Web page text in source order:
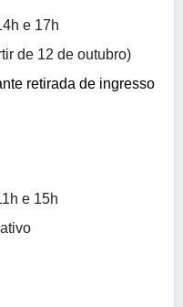
e 17h
de 12 de outubro)
retirada de ingresso
e 15h